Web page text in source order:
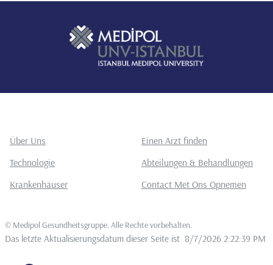
Über Uns
Einen Arzt finden
Technologie
Abteilungen & Behandlungen
Krankenhäuser
Contact Met Ons Opnemen
© Medipol Gesundheitsgruppe. Alle Rechte vorbehalten
Das letzte Aktualisierungsdatum dieser Seite ist 8/7/2026 2:22:39 PM